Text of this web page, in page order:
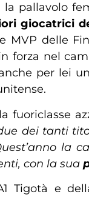
pallavolo
giocatrici
MVP delle
nel
per lei
fuoriclasse
dei tanti
la
con la sua
Tigotà e